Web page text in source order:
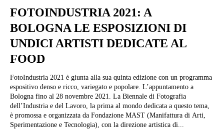
FOTOINDUSTRIA 2021: A
BOLOGNA LE ESPOSIZIONI DI
UNDICI ARTISTI DEDICATE AL
FOOD
FotoIndustria 2021 è giunta alla sua quinta edizione con un programma
espositivo denso e ricco, variegato e popolare. L’appuntamento a
Bologna fino al 28 novembre 2021. La Biennale di Fotografia
dell’Industria e del Lavoro, la prima al mondo dedicata a questo tema,
è promossa e organizzata da Fondazione MAST (Manifattura di Arti,
Sperimentazione e Tecnologia), con la direzione artistica di...